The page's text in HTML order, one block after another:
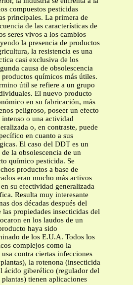
compuestos pesticidas
principales. La primera de
de las características de
seres vivos a los cambios
la presencia de productos
la resistencia es una
casi exclusiva de los
causa de obsolescencia
químicos más útiles.
útil se refiere a un grupo
El nuevo producto
en su fabricación, más
peligroso, poseer un efecto
o una actividad
o, en contraste, puede
en cuanto a sus
El caso del DDT es un
la obsolescencia de un
químico pesticida. Se
productos a base de
eran mucho más activos
su efectividad generalizada
Resulta muy interesante
dos décadas después del
propiedades insecticidas del
en los laudos de un
haya sido
de los E.U.A. Todos los
complejos como la
contra ciertas infecciones
la rotenona (insecticida
ácido giberélico (regulador del
tienen aplicaciones